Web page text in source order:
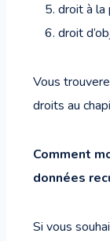
droit à la
droit
Vous
droits au
Comment
données
Si vous